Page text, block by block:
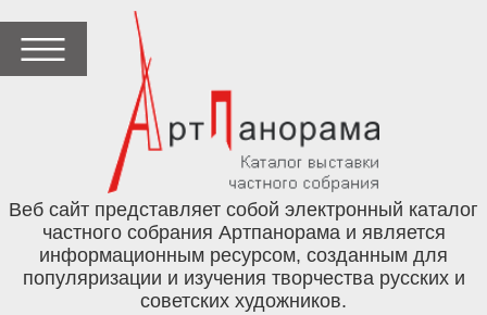
Веб сайт представляет собой электронный каталог
частного собрания Артпанорама и является
информационным ресурсом, созданным для
популяризации и изучения творчества русских и
советских художников.